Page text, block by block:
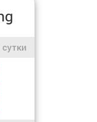
аренды